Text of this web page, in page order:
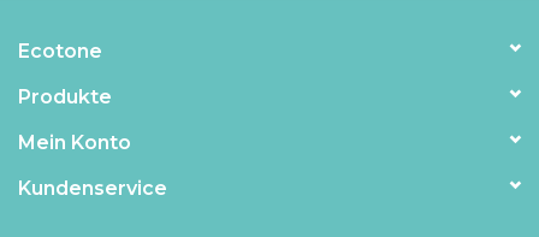
Ecotone
Produkte
Mein Konto
Kundenservice